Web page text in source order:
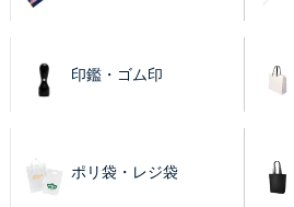
印鑑・ゴム印
ポリ袋・レジ袋